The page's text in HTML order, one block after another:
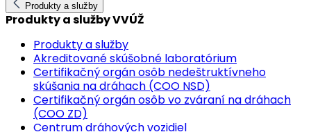
Produkty a služby
Produkty a služby VVÚŽ
Produkty a služby
Akreditované skúšobné laboratórium
Certifikačný orgán osôb nedeštruktívneho
skúšania na dráhach (COO NSD)
Certifikačný orgán osôb vo zváraní na dráhach
(COO ZD)
Centrum dráhových vozidiel